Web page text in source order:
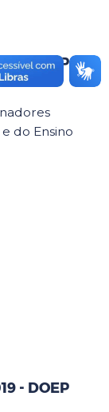
- DOEP
do Ensino
- DOEP